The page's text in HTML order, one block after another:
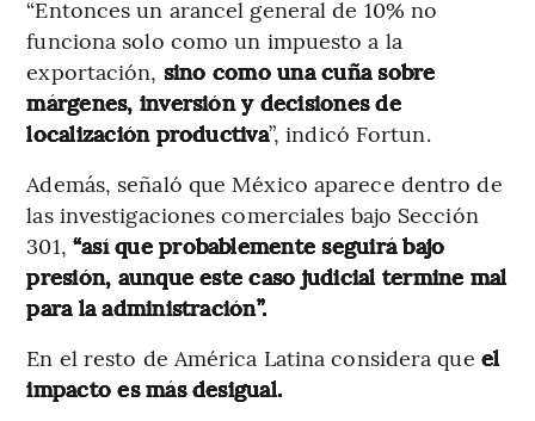
“Entonces un arancel general de 10% no
funciona solo como un impuesto a la
exportación, sino como una cuña sobre
márgenes, inversión y decisiones de
localización productiva”, indicó Fortun.
Además, señaló que México aparece dentro de
las investigaciones comerciales bajo Sección
301, “así que probablemente seguirá bajo
presión, aunque este caso judicial termine mal
para la administración”.
En el resto de América Latina considera que el
impacto es más desigual.